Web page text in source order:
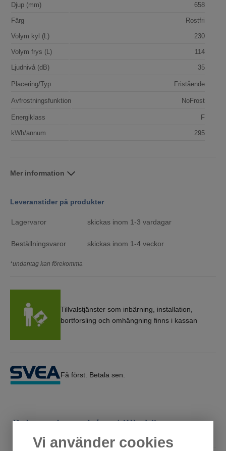
Vi använder cookies
Djup (mm) 658
Färg Rostfri
Volym kyl (L) 230
Volym frys (L) 114
Ljudnivå (dB) 35
Placering/Typ Fristående
Avfrostningsfunktion NoFrost
Energiklass F
kWh/annum 295
Mer information
Leveranstider på produkter
Lagervaror skickas inom 1-3 vardagar
Beställningsvaror skickas inom 1-4 veckor
*undantag kan förekomma
Tillvalstjänster som inbärning, installation,
bortforsling och omhängning finns i kassan
Få först. Betala sen.
Relaterade produkter/tillbehör